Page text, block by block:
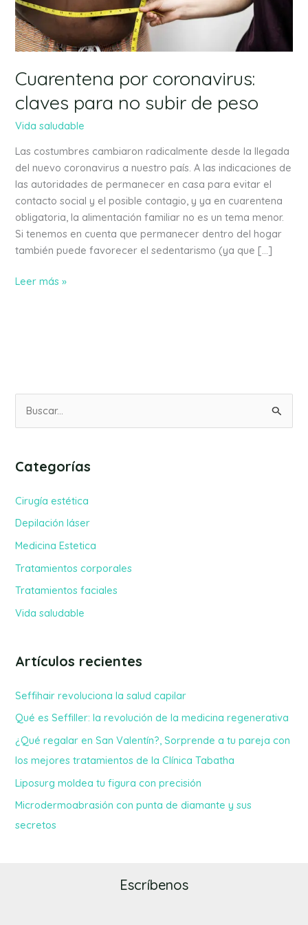
Cuarentena por coronavirus:
claves para no subir de peso
Vida saludable
Las costumbres cambiaron radicalmente desde la llegada
del nuevo coronavirus a nuestro país. A las indicaciones de
las autoridades de permanecer en casa para evitar el
contacto social y el posible contagio, y ya en cuarentena
obligatoria, la alimentación familiar no es un tema menor.
Si tenemos en cuenta que permanecer dentro del hogar
también puede favorecer el sedentarismo (ya que […]
subir
de
peso
Leer más »
c
o
r
Categorías
Cirugía estética
Depilación láser
Medicina Estetica
Tratamientos corporales
Tratamientos faciales
Vida saludable
Artículos recientes
Seffihair revoluciona la salud capilar
Qué es Seffiller: la revolución de la medicina regenerativa
¿Qué regalar en San Valentín?, Sorprende a tu pareja con
los mejores tratamientos de la Clínica Tabatha
Liposurg moldea tu figura con precisión
Microdermoabrasión con punta de diamante y sus
secretos
Escríbenos